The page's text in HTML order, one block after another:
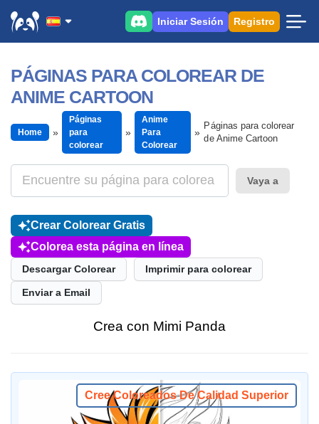
Iniciar Sesión Registro
PÁGINAS PARA COLOREAR DE
ANIME CARTOON
Home
Páginas
para
colorear
Anime
Para
Colorear
Páginas para colorear
de Anime Cartoon
Vaya a
Crear Colorear Gratis
Colorea esta página en línea
Descargar Colorear Imprimir para colorear
Enviar a Email
Crea con Mimi Panda
Cree Coloreados De Calidad Superior